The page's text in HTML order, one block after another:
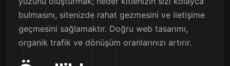
bulmasını, sitenizde rahat gezmesini ve iletişime
geçmesini sağlamaktır. Doğru web tasarımı,
organik trafik ve dönüşüm oranlarınızı artırır.